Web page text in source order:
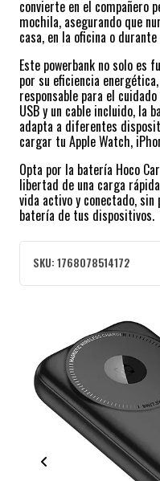
convierte en el compañero
mochila, asegurando que
casa, en la oficina o
Este powerbank no solo es
por su eficiencia
responsable para el
USB y un cable incluido, la
adapta a diferentes
cargar tu Apple Watch,
Opta por la batería Hoco
libertad de una carga
vida activo y conectado,
batería de tus dispositivos.
SKU: 1768078514172